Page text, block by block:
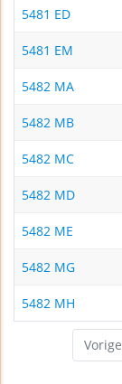
5481 ED
5481 EM
5482 MA
5482 MB
5482 MC
5482 MD
5482 ME
5482 MG
5482 MH
Vorige